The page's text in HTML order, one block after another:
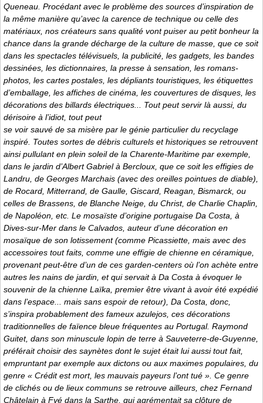
Queneau. Procédant avec le problème des sources d’inspiration de
la même manière qu’avec la carence de technique ou celle des
matériaux, nos créateurs sans qualité vont puiser au petit bonheur la
chance dans la grande décharge de la culture de masse, que ce soit
dans les spectacles télévisuels, la publicité, les gadgets, les bandes
dessinées, les dictionnaires, la presse à sensation, les romans-
photos, les cartes postales, les dépliants touristiques, les étiquettes
d’emballage, les affiches de cinéma, les couvertures de disques, les
décorations des billards électriques... Tout peut servir là aussi, du
dérisoire à l’idiot, tout peut
se voir sauvé de sa misère par le génie particulier du recyclage
inspiré. Toutes sortes de débris culturels et historiques se retrouvent
ainsi pullulant en plein soleil de la Charente-Maritime par exemple,
dans le jardin d’Albert Gabriel à Bercloux, que ce soit les effigies de
Landru, de Georges Marchais (avec des oreilles pointues de diable),
de Rocard, Mitterrand, de Gaulle, Giscard, Reagan, Bismarck, ou
celles de Brassens, de Blanche Neige, du Christ, de Charlie Chaplin,
de Napoléon, etc. Le mosaïste d’origine portugaise Da Costa, à
Dives-sur-Mer dans le Calvados, auteur d’une décoration en
mosaïque de son lotissement (comme Picassiette, mais avec des
accessoires tout faits, comme une effigie de chienne en céramique,
provenant peut-être d’un de ces garden-centers où l’on achète entre
autres les nains de jardin, et qui servait à Da Costa à évoquer le
souvenir de la chienne Laïka, premier être vivant à avoir été expédié
dans l’espace... mais sans espoir de retour), Da Costa, donc,
s’inspira probablement des fameux azulejos, ces décorations
traditionnelles de faïence bleue fréquentes au Portugal. Raymond
Guitet, dans son minuscule lopin de terre à Sauveterre-de-Guyenne,
préférait choisir des saynètes dont le sujet était lui aussi tout fait,
empruntant par exemple aux dictons ou aux maximes populaires, du
genre « Crédit est mort, les mauvais payeurs l’ont tué ». Ce genre
de clichés ou de lieux communs se retrouve ailleurs, chez Fernand
Châtelain à Fyé dans la Sarthe, qui agrémentait sa clôture de